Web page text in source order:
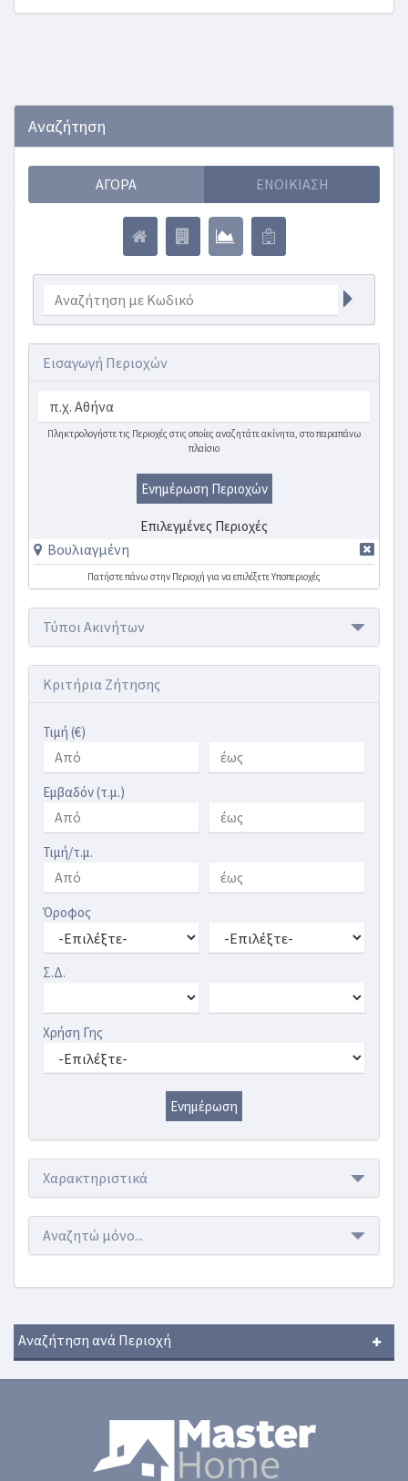
Αναζήτηση
ΑΓΟΡΆ ΕΝΟΙΚΊΑΣΗ
Εισαγωγή Περιοχών
Πληκτρολογήστε τις Περιοχές στις οποίες αναζητάτε ακίνητα, στο παραπάνω
πλαίσιο
Ενημέρωση Περιοχών
Επιλεγμένες Περιοχές
Βουλιαγμένη
Πατήστε πάνω στην Περιοχή για να επιλέξετε Υποπεριοχές
Τύποι Ακινήτων
Κριτήρια Ζήτησης
Τιμή (€)
Εμβαδόν (τ.μ.)
Τιμή/τ.μ.
Όροφος
Σ.Δ.
Χρήση Γης
Ενημέρωση
Χαρακτηριστικά
Αναζητώ μόνο...
Αναζήτηση ανά Περιοχή